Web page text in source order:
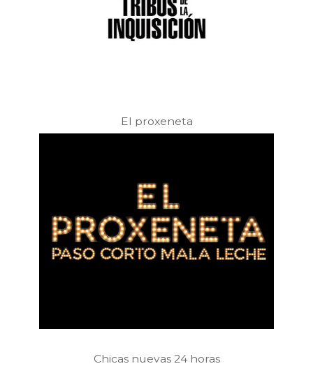
El proxeneta
Chicas nuevas 24 horas